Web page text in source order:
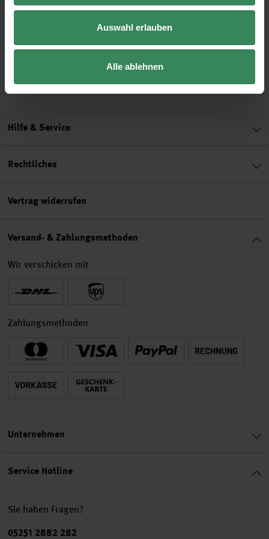
Auswahl erlauben
Alle ablehnen
Konfirmation und
Gratis
Service Hotline
Sie haben Fragen?
Telefonnummer
05251 2882 282
Hilfe & Service
Rechtliches
Vertrag widerrufen
Versand- & Zahlungsmethoden
Wir verschicken mit
Zahlungsmethoden
Unternehmen